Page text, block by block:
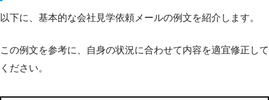
以下に、基本的な会社見学依頼メールの例文を紹介します。
この例文を参考に、自身の状況に合わせて内容を適宜修正して
ください。